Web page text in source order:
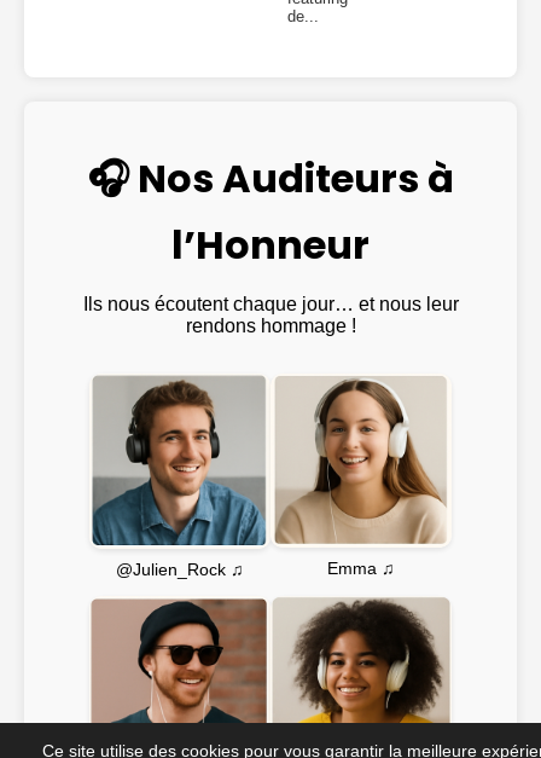
de...
🎧 Nos Auditeurs à
l’Honneur
Ils nous écoutent chaque jour… et nous leur
rendons hommage !
@Julien_Rock ♫ Emma ♫
Ce site utilise des cookies pour vous garantir la meilleure